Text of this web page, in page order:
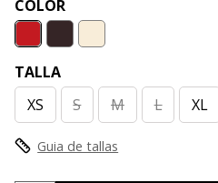
COLOR
TALLA
XS
S M L XL
Guia de tallas